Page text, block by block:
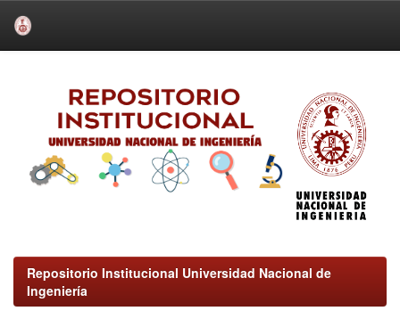
Repositorio Institucional Universidad Nacional de
Ingeniería